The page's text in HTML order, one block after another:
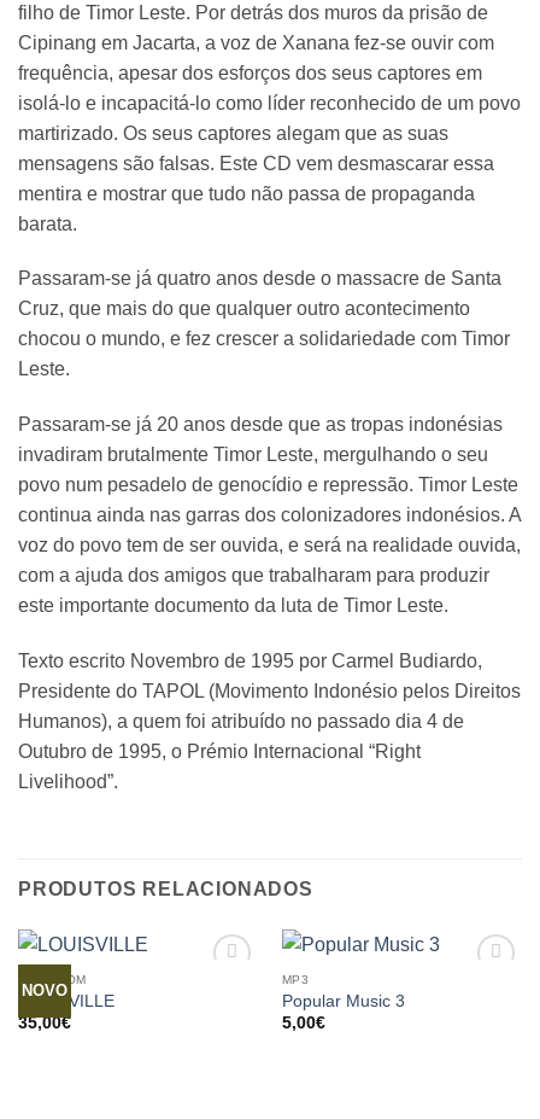
filho de Timor Leste. Por detrás dos muros da prisão de
Cipinang em Jacarta, a voz de Xanana fez-se ouvir com
frequência, apesar dos esforços dos seus captores em
isolá-lo e incapacitá-lo como líder reconhecido de um povo
martirizado. Os seus captores alegam que as suas
mensagens são falsas. Este CD vem desmascarar essa
mentira e mostrar que tudo não passa de propaganda
barata.
Passaram-se já quatro anos desde o massacre de Santa
Cruz, que mais do que qualquer outro acontecimento
chocou o mundo, e fez crescer a solidariedade com Timor
Leste.
Passaram-se já 20 anos desde que as tropas indonésias
invadiram brutalmente Timor Leste, mergulhando o seu
povo num pesadelo de genocídio e repressão. Timor Leste
continua ainda nas garras dos colonizadores indonésios. A
voz do povo tem de ser ouvida, e será na realidade ouvida,
com a ajuda dos amigos que trabalharam para produzir
este importante documento da luta de Timor Leste.
Texto escrito Novembro de 1995 por Carmel Budiardo,
Presidente do TAPOL (Movimento Indonésio pelos Direitos
Humanos), a quem foi atribuído no passado dia 4 de
Outubro de 1995, o Prémio Internacional “Right
Livelihood”.
PRODUTOS RELACIONADOS
NOVO
TRADISOM
LOUISVILLE
35,00€
MP3
Popular Music 3
5,00€